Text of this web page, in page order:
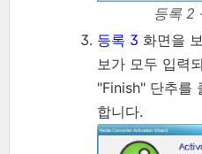
등록 2
등록 3 화면을
보가 모두 입력
"Finish" 단추를
합니다.